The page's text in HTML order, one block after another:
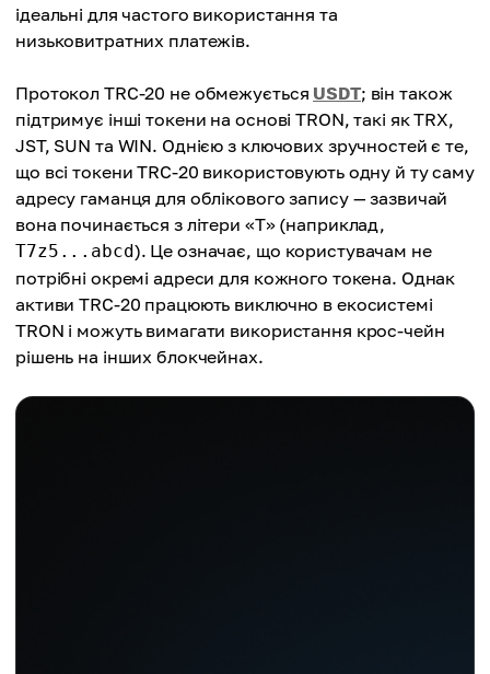
ідеальні для частого використання та
низьковитратних платежів.
Протокол TRC-20 не обмежується USDT; він також
підтримує інші токени на основі TRON, такі як TRX,
JST, SUN та WIN. Однією з ключових зручностей є те,
що всі токени TRC-20 використовують одну й ту саму
адресу гаманця для облікового запису — зазвичай
вона починається з літери «T» (наприклад,
T7z5...abcd). Це означає, що користувачам не
потрібні окремі адреси для кожного токена. Однак
активи TRC-20 працюють виключно в екосистемі
TRON і можуть вимагати використання крос-чейн
рішень на інших блокчейнах.